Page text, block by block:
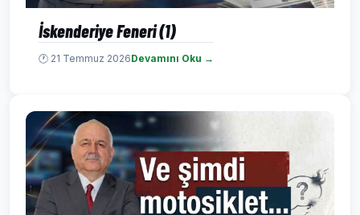
İskenderiye Feneri (1)
🕐 21 Temmuz 2026Devamını Oku →